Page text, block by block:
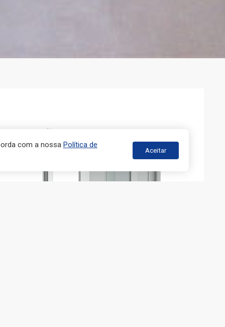
com a nossa Política de
Aceitar